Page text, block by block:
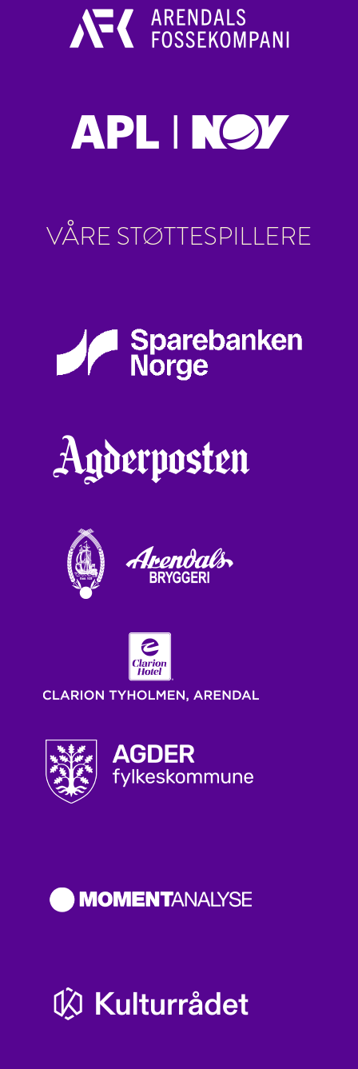
VÅRE STØTTESPILLERE